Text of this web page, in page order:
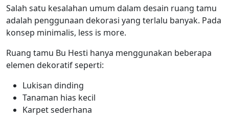
Salah satu kesalahan umum dalam desain ruang tamu
adalah penggunaan dekorasi yang terlalu banyak. Pada
konsep minimalis, less is more.
Ruang tamu Bu Hesti hanya menggunakan beberapa
elemen dekoratif seperti:
Lukisan dinding
Tanaman hias kecil
Karpet sederhana